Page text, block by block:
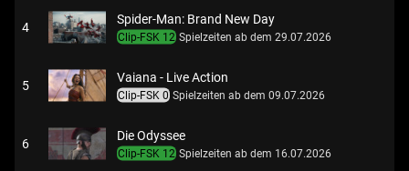
4
Spider-Man: Brand New Day
Clip-FSK 12 Spielzeiten ab dem 29.07.2026
5
Vaiana - Live Action
Clip-FSK 0 Spielzeiten ab dem 09.07.2026
6
Die Odyssee
Clip-FSK 12 Spielzeiten ab dem 16.07.2026